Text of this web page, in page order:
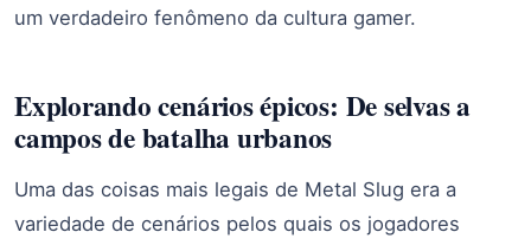
um verdadeiro fenômeno da cultura gamer.
Explorando cenários épicos: De selvas a
campos de batalha urbanos
Uma das coisas mais legais de Metal Slug era a
variedade de cenários pelos quais os jogadores